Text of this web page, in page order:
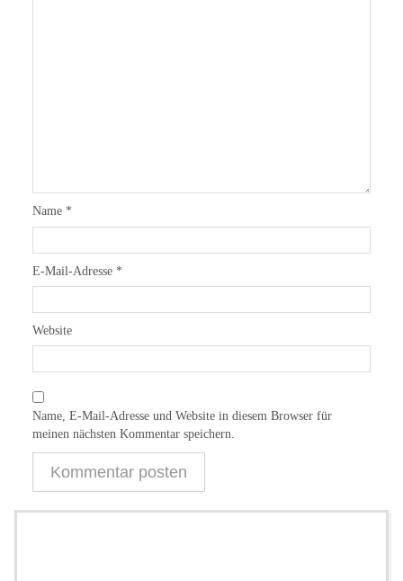
Name *
E-Mail-Adresse *
Website
Name, E-Mail-Adresse und Website in diesem Browser für
meinen nächsten Kommentar speichern.